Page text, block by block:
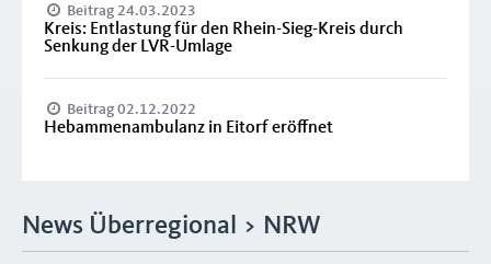
Beitrag 24.03.2023
Kreis: Entlastung für den Rhein-Sieg-Kreis durch
Senkung der LVR-Umlage
Beitrag 02.12.2022
Hebammenambulanz in Eitorf eröffnet
News Überregional > NRW